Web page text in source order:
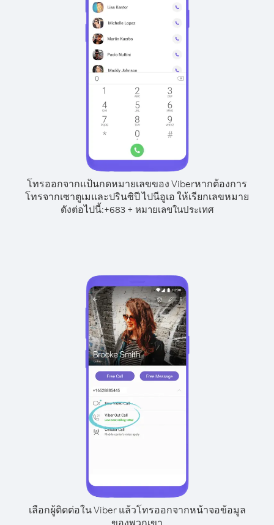
โทรออกจากแป้นกดหมายเลขของ Viberหากต้องการ
โทรจากเซาตูเมและปรินซิปี ไปนีอูเอ ให้เรียกเลขหมาย
ดังต่อไปนี้:+683+ หมายเลขในประเทศ
เลือกผู้ติดต่อใน Viber แล้วโทรออกจากหน้าจอข้อมูล
ของพวกเขา